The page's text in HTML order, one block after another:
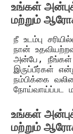
உங்கள்
மற்றும்
நீ உடம்பு
நான்
அன்பே, நீங்கள்
இருப்பீர்கள்
நம்பிக்கை
நோய்வாய்ப்பட
உங்கள்
மற்றும்